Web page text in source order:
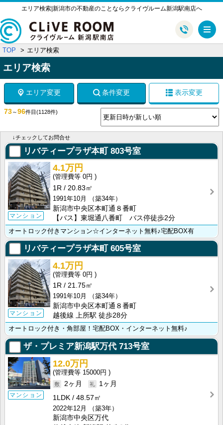
エリア検索|新潟市の不動産のことならクライヴルーム新潟駅南店へ
TOP エリア検索
エリア検索
エリア変更 条件変更 表示変更
73～96件目 (1128件)
↓チェックしてお問合せ
リバティープラザ本町803号室
マンション
4.1万円
0円
1R
20.83㎡
1991年10月
（築34年）
新潟市中央区本町通８番町
【バス】東堀通八番町 バス停徒歩2分
オートロック付きマンション☆インターネット無料♪宅配BOX有
リバティープラザ本町605号室
マンション
4.1万円
0円
1R
21.75㎡
1991年10月
（築34年）
新潟市中央区本町通８番町
越後線 上所駅 徒歩28分
オートロック付き・角部屋！宅配BOX・インターネット無料♪
ザ・プレミア新潟駅万代 713号室
マンション
12.0万円
15000円
2ヶ月
1ヶ月
1LDK
48.57㎡
2022年12月
（築3年）
新潟市中央区万代